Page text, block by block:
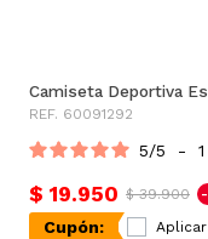
Camiseta Deportiva
REF. 60091292
5/5 - 1
$ 19.950 $ 39.900
Cupón: Aplicar